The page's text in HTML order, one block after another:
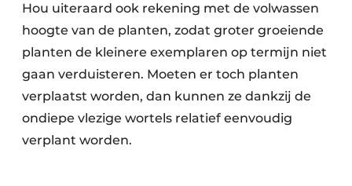
Hou uiteraard ook rekening met de volwassen
hoogte van de planten, zodat groter groeiende
planten de kleinere exemplaren op termijn niet
gaan verduisteren. Moeten er toch planten
verplaatst worden, dan kunnen ze dankzij de
ondiepe vlezige wortels relatief eenvoudig
verplant worden.